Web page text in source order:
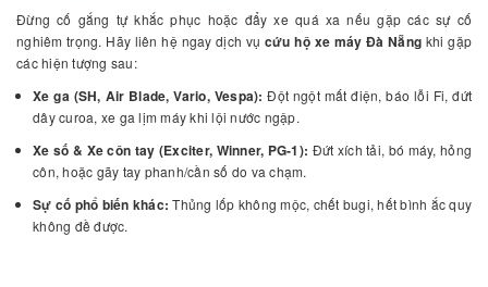
Đừng cố gắng tự khắc phục hoặc đẩy xe quá xa nếu gặp các sự cố
nghiêm trọng. Hãy liên hệ ngay dịch vụ cứu hộ xe máy Đà Nẵng khi gặp
các hiện tượng sau:
Xe ga (SH, Air Blade, Vario, Vespa): Đột ngột mất điện, báo lỗi Fi, đứt
dây curoa, xe ga lịm máy khi lội nước ngập.
Xe số & Xe côn tay (Exciter, Winner, PG-1): Đứt xích tải, bó máy, hỏng
côn, hoặc gãy tay phanh/cần số do va chạm.
Sự cố phổ biến khác: Thủng lốp không mộc, chết bugi, hết bình ắc quy
không đề được.